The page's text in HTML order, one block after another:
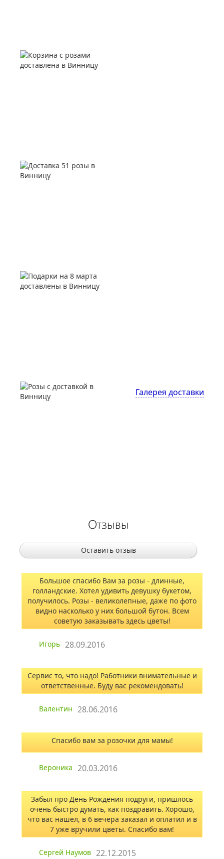
Галерея доставки
Отзывы
Оставить отзыв
Большое спасибо Вам за розы - длинные,
голландские. Хотел удивить девушку букетом,
получилось. Розы - великолепные, даже по фото
видно насколько у них большой бутон. Всем
советую заказывать здесь цветы!
Игорь 28.09.2016
Сервис то, что надо! Работники внимательные и
ответственные. Буду вас рекомендовать!
Валентин 28.06.2016
Спасибо вам за розочки для мамы!
Вероника 20.03.2016
Забыл про День Рождения подруги, пришлось
очень быстро думать, как поздравить. Хорошо,
что вас нашел, в 6 вечера заказал и оплатил и в
7 уже вручили цветы. Спасибо вам!
Сергей Наумов 22.12.2015